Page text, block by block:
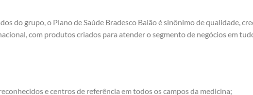
do grupo, o Plano de Saúde Bradesco Baião é sinônimo de qualidade,
com produtos criados para atender o segmento de negócios em
e centros de referência em todos os campos da medicina;